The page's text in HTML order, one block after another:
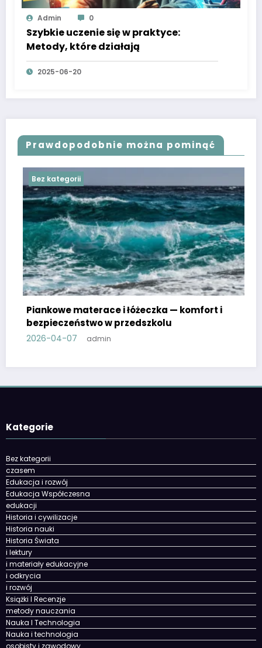
Admin 0
Szybkie uczenie się w praktyce:
Metody, które działają
2025-06-20
Prawdopodobnie można pominąć
— komfort i
materiały plastyczne
Kategorie
Bez kategorii
czasem
Edukacja i rozwój
Edukacja Współczesna
edukacji
Historia i cywilizacje
Historia nauki
Historia Świata
i lektury
i materiały edukacyjne
i odkrycia
i rozwój
Książki I Recenzje